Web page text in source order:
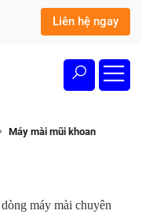
Liên hệ ngay
Máy mài mũi khoan
máy mài chuyên